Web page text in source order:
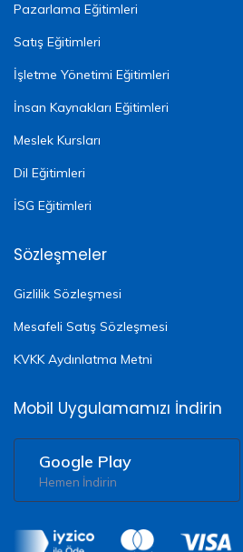
Pazarlama Eğitimleri
Satış Eğitimleri
İşletme Yönetimi Eğitimleri
İnsan Kaynakları Eğitimleri
Meslek Kursları
Dil Eğitimleri
İSG Eğitimleri
Sözleşmeler
Gizlilik Sözleşmesi
Mesafeli Satış Sözleşmesi
KVKK Aydınlatma Metni
Mobil Uygulamamızı İndirin
Google Play
Hemen İndirin